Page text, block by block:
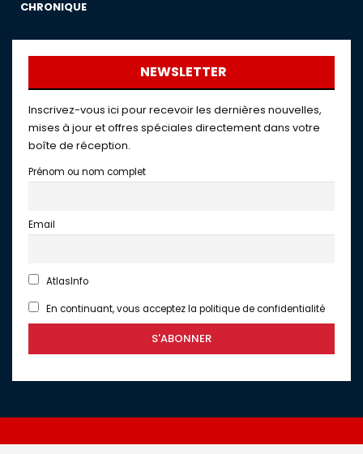
CHRONIQUE
NEWSLETTER
Inscrivez-vous ici pour recevoir les dernières nouvelles,
mises à jour et offres spéciales directement dans votre
boîte de réception.
Prénom ou nom complet
Email
AtlasInfo
En continuant, vous acceptez la politique de confidentialité